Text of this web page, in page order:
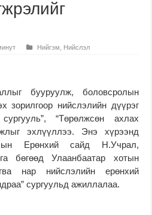
Нийгэм Нийслэл
бууруулж, боловсролын
зорилгоор нийслэлийн дүүрэг
“Төрөлжсөн ахлах
эхлүүллээ. Энэ хүрээнд
Ерөнхий сайд Н.Учрал,
бөгөөд Улаанбаатар хотын
нар нийслэлийн ерөнхий
сургуульд ажиллалаа.